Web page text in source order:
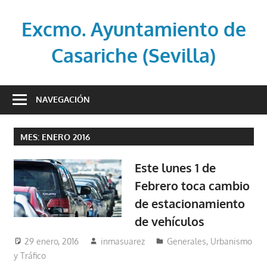
contenidoExcmo. Ayuntamiento de
Casariche (Sevilla)
oficial
Ayuntamiento
de
Casariche
(Sevilla)
NAVEGACIÓN
MES: ENERO 2016
Este lunes 1 de
Febrero toca cambio
de estacionamiento
de vehículos
29 enero, 2016 inmasuarez Generales, Urbanismo
y Tráfico